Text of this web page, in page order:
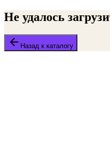
Не удалось
Назад к каталогу